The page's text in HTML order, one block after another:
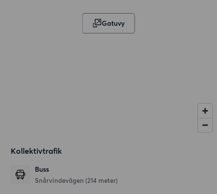
Gatuvy
Kollektivtrafik
Buss
Snårvindevägen (214 meter)